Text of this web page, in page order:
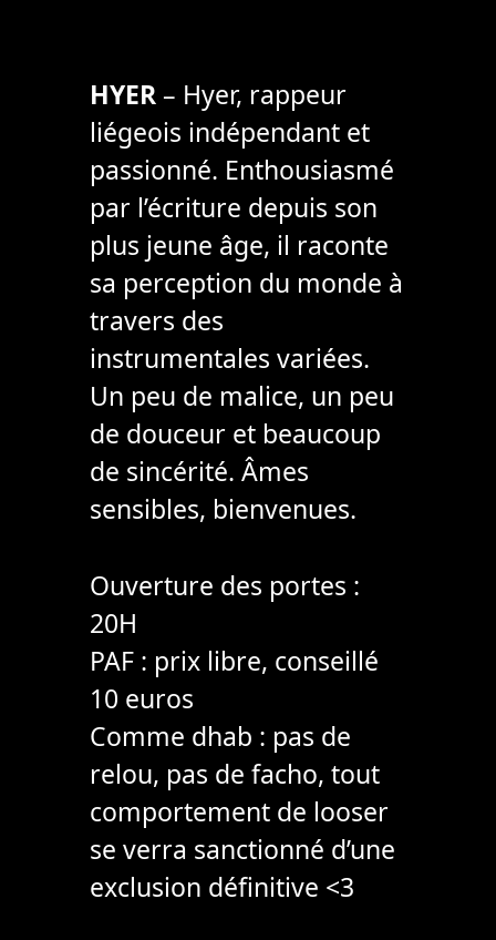
HYER– Hyer, rappeur
liégeois indépendant et
passionné. Enthousiasmé
par l’écriture depuis son
plus jeune âge, il raconte
sa perception du monde à
travers des
instrumentales variées.
Un peu de malice, un peu
de douceur et beaucoup
de sincérité. Âmes
sensibles, bienvenues.
Ouverture des portes :
20H
PAF : prix libre, conseillé
10 euros
Comme dhab : pas de
relou, pas de facho, tout
comportement de looser
se verra sanctionné d’une
exclusion définitive <3